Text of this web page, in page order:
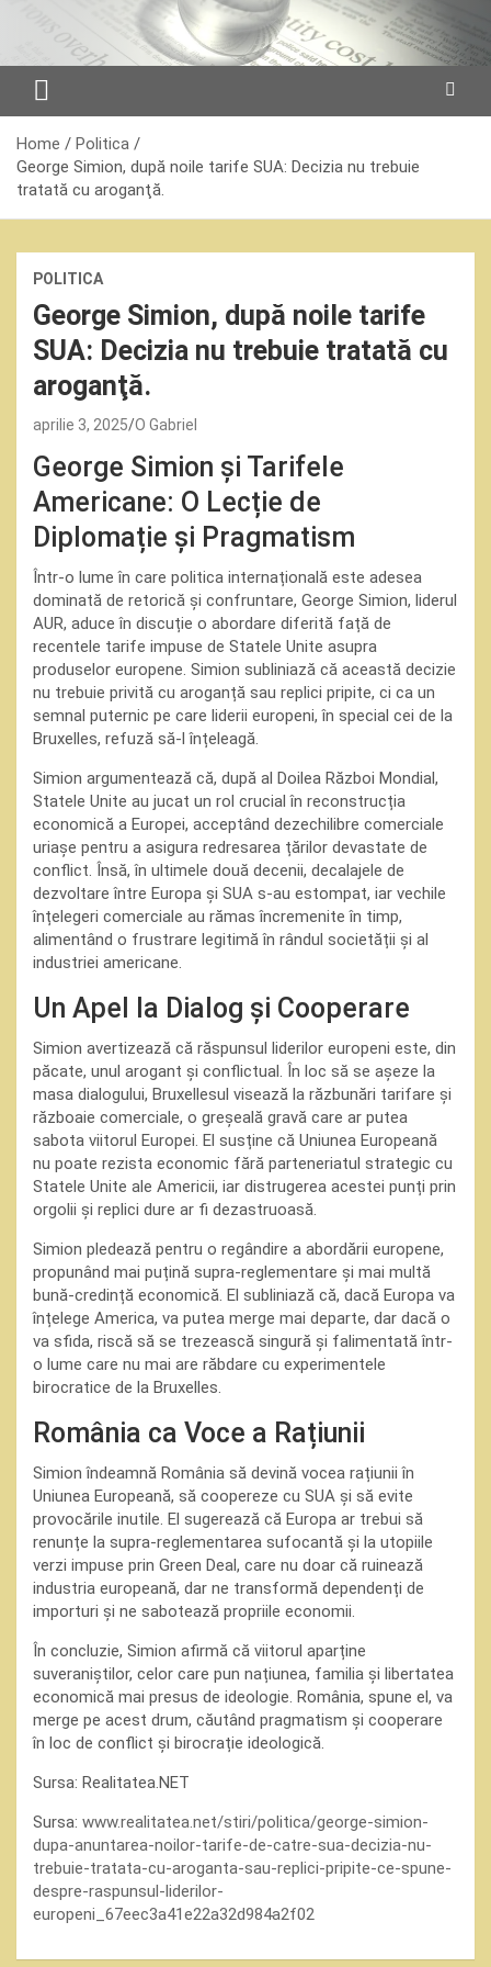
Home
Politica
George Simion, după noile tarife SUA: Decizia nu trebuie
tratată cu aroganţă.
POLITICA
George Simion, după noile tarife
SUA: Decizia nu trebuie tratată cu
aroganţă.
aprilie 3, 2025 O Gabriel
George Simion și Tarifele
Americane: O Lecție de
Diplomație și Pragmatism
Într-o lume în care politica internațională este adesea
dominată de retorică și confruntare, George Simion, liderul
AUR, aduce în discuție o abordare diferită față de
recentele tarife impuse de Statele Unite asupra
produselor europene. Simion subliniază că această decizie
nu trebuie privită cu aroganță sau replici pripite, ci ca un
semnal puternic pe care liderii europeni, în special cei de la
Bruxelles, refuză să-l înțeleagă.
Simion argumentează că, după al Doilea Război Mondial,
Statele Unite au jucat un rol crucial în reconstrucția
economică a Europei, acceptând dezechilibre comerciale
uriașe pentru a asigura redresarea țărilor devastate de
conflict. Însă, în ultimele două decenii, decalajele de
dezvoltare între Europa și SUA s-au estompat, iar vechile
înțelegeri comerciale au rămas încremenite în timp,
alimentând o frustrare legitimă în rândul societății și al
industriei americane.
Un Apel la Dialog și Cooperare
Simion avertizează că răspunsul liderilor europeni este, din
păcate, unul arogant și conflictual. În loc să se așeze la
masa dialogului, Bruxellesul visează la răzbunări tarifare și
războaie comerciale, o greșeală gravă care ar putea
sabota viitorul Europei. El susține că Uniunea Europeană
nu poate rezista economic fără parteneriatul strategic cu
Statele Unite ale Americii, iar distrugerea acestei punți prin
orgolii și replici dure ar fi dezastruoasă.
Simion pledează pentru o regândire a abordării europene,
propunând mai puțină supra-reglementare și mai multă
bună-credință economică. El subliniază că, dacă Europa va
înțelege America, va putea merge mai departe, dar dacă o
va sfida, riscă să se trezească singură și falimentată într-
o lume care nu mai are răbdare cu experimentele
birocratice de la Bruxelles.
România ca Voce a Rațiunii
Simion îndeamnă România să devină vocea rațiunii în
Uniunea Europeană, să coopereze cu SUA și să evite
provocările inutile. El sugerează că Europa ar trebui să
renunțe la supra-reglementarea sufocantă și la utopiile
verzi impuse prin Green Deal, care nu doar că ruinează
industria europeană, dar ne transformă dependenți de
importuri și ne sabotează propriile economii.
În concluzie, Simion afirmă că viitorul aparține
suveraniștilor, celor care pun națiunea, familia și libertatea
economică mai presus de ideologie. România, spune el, va
merge pe acest drum, căutând pragmatism și cooperare
în loc de conflict și birocrație ideologică.
Sursa: Realitatea.NET
Sursa: www.realitatea.net/stiri/politica/george-simion-
dupa-anuntarea-noilor-tarife-de-catre-sua-decizia-nu-
trebuie-tratata-cu-aroganta-sau-replici-pripite-ce-spune-
despre-raspunsul-liderilor-
europeni_67eec3a41e22a32d984a2f02